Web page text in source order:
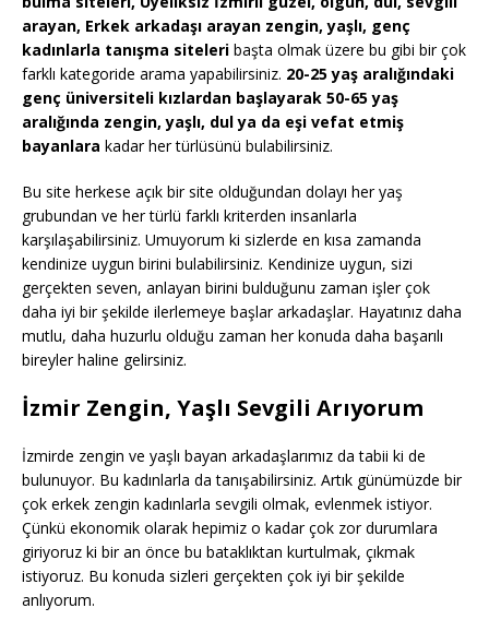
arayan, Erkek arkadaşı arayan zengin, yaşlı, genç
kadınlarla tanışma siteleri başta olmak üzere bu gibi bir çok
farklı kategoride arama yapabilirsiniz. 20-25 yaş aralığındaki
genç üniversiteli kızlardan başlayarak 50-65 yaş
aralığında zengin, yaşlı, dul ya da eşi vefat etmiş
bayanlara kadar her türlüsünü bulabilirsiniz.
Bu site herkese açık bir site olduğundan dolayı her yaş
grubundan ve her türlü farklı kriterden insanlarla
karşılaşabilirsiniz. Umuyorum ki sizlerde en kısa zamanda
kendinize uygun birini bulabilirsiniz. Kendinize uygun, sizi
gerçekten seven, anlayan birini bulduğunu zaman işler çok
daha iyi bir şekilde ilerlemeye başlar arkadaşlar. Hayatınız daha
mutlu, daha huzurlu olduğu zaman her konuda daha başarılı
bireyler haline gelirsiniz.
İzmir Zengin, Yaşlı Sevgili Arıyorum
İzmirde zengin ve yaşlı bayan arkadaşlarımız da tabii ki de
bulunuyor. Bu kadınlarla da tanışabilirsiniz. Artık günümüzde bir
çok erkek zengin kadınlarla sevgili olmak, evlenmek istiyor.
Çünkü ekonomik olarak hepimiz o kadar çok zor durumlara
giriyoruz ki bir an önce bu bataklıktan kurtulmak, çıkmak
istiyoruz. Bu konuda sizleri gerçekten çok iyi bir şekilde
anlıyorum.